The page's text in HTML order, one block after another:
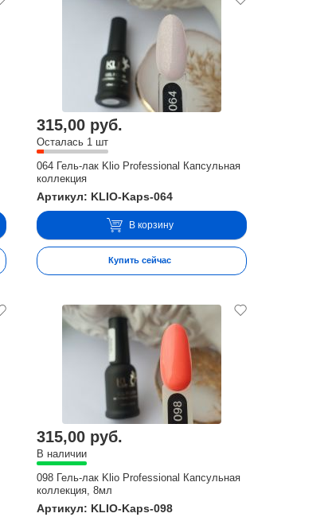
315,00 руб.
Осталась 1 шт
064 Гель-лак Klio Professional Капсульная
коллекция
Артикул: KLIO-Kaps-064
В корзину
Купить сейчас
315,00 руб.
В наличии
098 Гель-лак Klio Professional Капсульная
коллекция, 8мл
Артикул: KLIO-Kaps-098